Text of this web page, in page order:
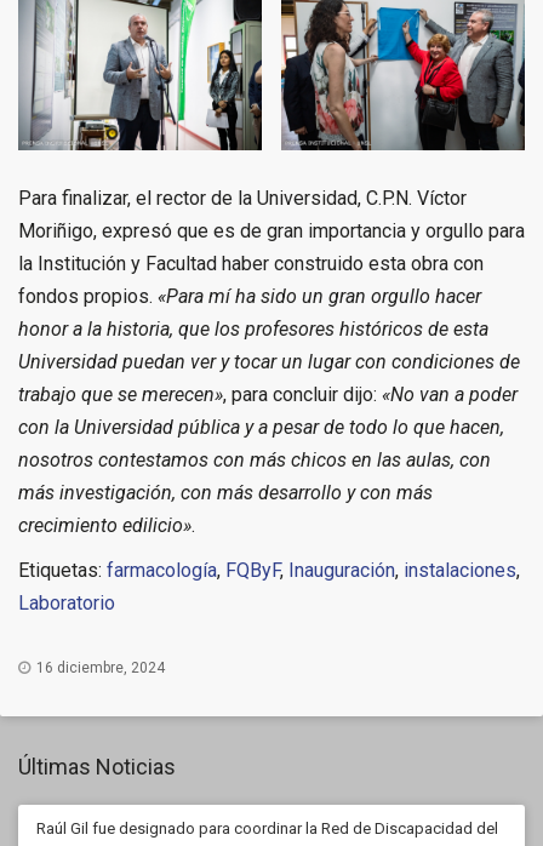
Para finalizar, el rector de la Universidad, C.P.N. Víctor
Moriñigo, expresó que es de gran importancia y orgullo para
la Institución y Facultad haber construido esta obra con
fondos propios. «Para mí ha sido un gran orgullo hacer
honor a la historia, que los profesores históricos de esta
Universidad puedan ver y tocar un lugar con condiciones de
trabajo que se merecen», para concluir dijo: «No van a poder
con la Universidad pública y a pesar de todo lo que hacen,
nosotros contestamos con más chicos en las aulas, con
más investigación, con más desarrollo y con más
crecimiento edilicio».
Etiquetas: farmacología, FQByF, Inauguración, instalaciones,
Laboratorio
16 diciembre, 2024
Últimas Noticias
Raúl Gil fue designado para coordinar la Red de Discapacidad del